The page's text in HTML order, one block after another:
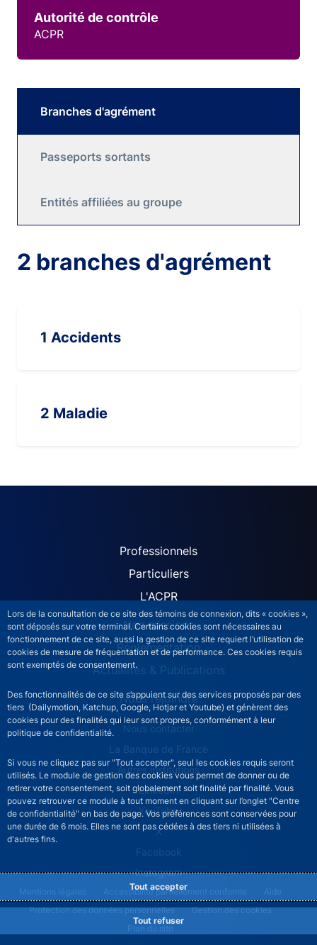
Lors de la consultation de ce site des témoins de connexion, dits « cookies »,
sont déposés sur votre terminal. Certains cookies sont nécessaires au
fonctionnement de ce site, aussi la gestion de ce site requiert l’utilisation de
cookies de mesure de fréquentation et de performance. Ces cookies requis
sont exemptés de consentement.
Des fonctionnalités de ce site s’appuient sur des services proposés par des
tiers (Dailymotion, Katchup, Google, Hotjar et Youtube) et génèrent des
cookies pour des finalités qui leur sont propres, conformément à leur
politique de confidentialité.
Si vous ne cliquez pas sur "Tout accepter", seul les cookies requis seront
utilisés. Le module de gestion des cookies vous permet de donner ou de
retirer votre consentement, soit globalement soit finalité par finalité. Vous
pouvez retrouver ce module à tout moment en cliquant sur l’onglet "Centre
de confidentialité" en bas de page. Vos préférences sont conservées pour
une durée de 6 mois. Elles ne sont pas cédées à des tiers ni utilisées à
d'autres fins.
Tout accepter
Tout refuser
Autorité de contrôle
ACPR
Branches d'agrément
Passeports sortants
Entités affiliées au groupe
2 branches d'agrément
1 Accidents
2 Maladie
ACPR site navigation
Professionnels
Particuliers
L'ACPR
Nos missions
Réglementation
Actualités & Publications
Nous rejoindre
ACPR footer secondary menu (French)
Nous contacter
La Banque de France
Autres institutions
LinkedIn
YouTube
X
Facebook
Instagram
ACPR footer legal notice menu
Mentions légales Accessibilité partiellement conforme
Aide
Protection des données personnelles
Gestion des cookies
Plan du site